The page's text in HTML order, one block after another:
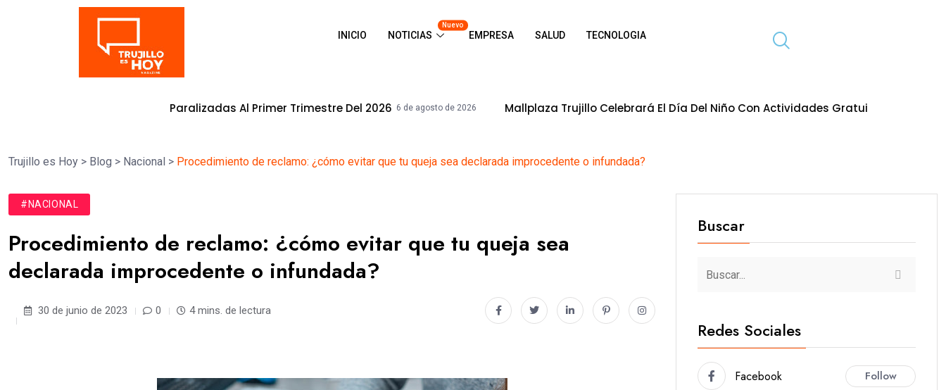
INICIO NOTICIAS
Nuevo
EMPRESA SALUD TECNOLOGIA
En Obras Paralizadas Al Primer Trimestre Del 2026 6 de agosto de 2026 Mallplaza Trujillo Celebrará El Día Del Niño Con Actividades Gratuitas Para Toda La Familia
Trujillo es Hoy > Blog > Nacional > Procedimiento de reclamo: ¿cómo evitar que tu queja sea declarada improcedente o infundada?
#NACIONAL
Procedimiento de reclamo: ¿cómo evitar que tu queja sea
declarada improcedente o infundada?
30 de junio de 2023 0 4 mins. de lectura
Buscar
Redes Sociales
Facebook Follow